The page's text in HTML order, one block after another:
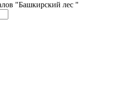
"Башкирский лес "